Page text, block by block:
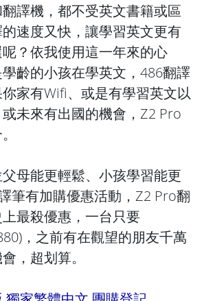
譯機，都不受英文書籍或區
速度又快，讓學習英文更有
？依我使用這一年來的心
齡的小孩在學英文，486翻譯
家有Wifi、或是有學習英文以
未來有出國的機會，Z2 Pro
母能更輕鬆、小孩學習能更
筆有加購優惠活動，Z2 Pro翻
最殺優惠，一台只要
，之前有在觀望的朋友千萬
，超划算。